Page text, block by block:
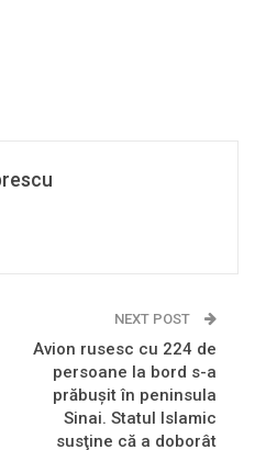
NEXT POST
Avion rusesc cu 224 de
persoane la bord s-a
prăbuşit în peninsula
Sinai. Statul Islamic
susţine că a doborât